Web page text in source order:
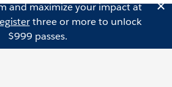
and maximize your impact at
three or more to unlock
$999 passes.